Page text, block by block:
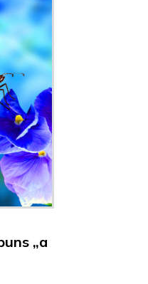
„a